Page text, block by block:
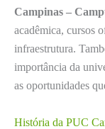
Campinas –
acadêmica, cursos
infraestrutura.
importância da
as oportunidades
História da PUC